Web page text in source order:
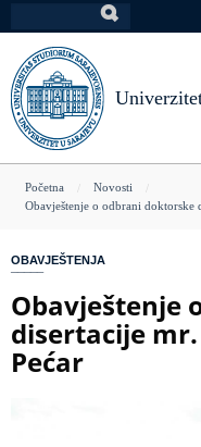
na
glavni
sadržaj
You
here
Početna
Novosti
Obavještenje o odbrani doktorske
OBAVJEŠTENJA
Obavještenje
disertacije
Pećar